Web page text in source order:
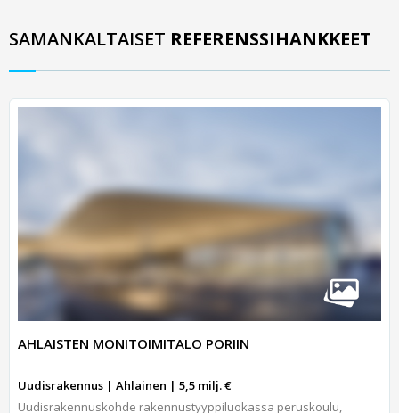
SAMANKALTAISET REFERENSSIHANKKEET
AHLAISTEN MONITOIMITALO PORIIN
Uudisrakennus | Ahlainen | 5,5 milj. €
Uudisrakennuskohde rakennustyyppiluokassa peruskoulu,